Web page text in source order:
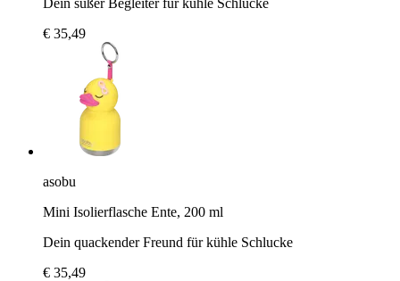
€ 35,49
asobu
Mini Isolierflasche Ente, 200 ml
Dein quackender Freund für kühle Schlucke
€ 35,49